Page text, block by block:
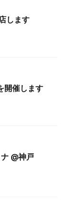
します
開催します
@神戸